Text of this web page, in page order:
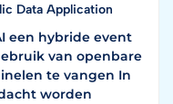
Data Application
een hybride event
van openbare
te vangen In
worden